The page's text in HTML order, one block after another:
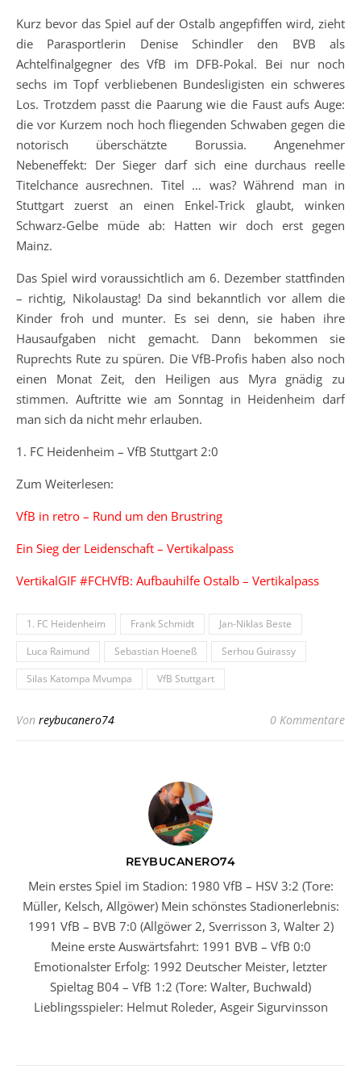
Kurz bevor das Spiel auf der Ostalb angepfiffen wird, zieht
die Parasportlerin Denise Schindler den BVB als
Achtelfinalgegner des VfB im DFB-Pokal. Bei nur noch
sechs im Topf verbliebenen Bundesligisten ein schweres
Los. Trotzdem passt die Paarung wie die Faust aufs Auge:
die vor Kurzem noch hoch fliegenden Schwaben gegen die
notorisch überschätzte Borussia. Angenehmer
Nebeneffekt: Der Sieger darf sich eine durchaus reelle
Titelchance ausrechnen. Titel … was? Während man in
Stuttgart zuerst an einen Enkel-Trick glaubt, winken
Schwarz-Gelbe müde ab: Hatten wir doch erst gegen
Mainz.
Das Spiel wird voraussichtlich am 6. Dezember stattfinden
– richtig, Nikolaustag! Da sind bekanntlich vor allem die
Kinder froh und munter. Es sei denn, sie haben ihre
Hausaufgaben nicht gemacht. Dann bekommen sie
Ruprechts Rute zu spüren. Die VfB-Profis haben also noch
einen Monat Zeit, den Heiligen aus Myra gnädig zu
stimmen. Auftritte wie am Sonntag in Heidenheim darf
man sich da nicht mehr erlauben.
1. FC Heidenheim – VfB Stuttgart 2:0
Zum Weiterlesen:
VfB in retro – Rund um den Brustring
Ein Sieg der Leidenschaft – Vertikalpass
VertikalGIF #FCHVfB: Aufbauhilfe Ostalb – Vertikalpass
1. FC Heidenheim Frank Schmidt
Jan-Niklas Beste
Luca Raimund
Sebastian Hoeneß
Serhou Guirassy
Silas Katompa Mvumpa
VfB Stuttgart
Von reybucanero74 0 Kommentare
REYBUCANERO74
Mein erstes Spiel im Stadion: 1980 VfB – HSV 3:2 (Tore:
Müller, Kelsch, Allgöwer) Mein schönstes Stadionerlebnis:
1991 VfB – BVB 7:0 (Allgöwer 2, Sverrisson 3, Walter 2)
Meine erste Auswärtsfahrt: 1991 BVB – VfB 0:0
Emotionalster Erfolg: 1992 Deutscher Meister, letzter
Spieltag B04 – VfB 1:2 (Tore: Walter, Buchwald)
Lieblingsspieler: Helmut Roleder, Asgeir Sigurvinsson